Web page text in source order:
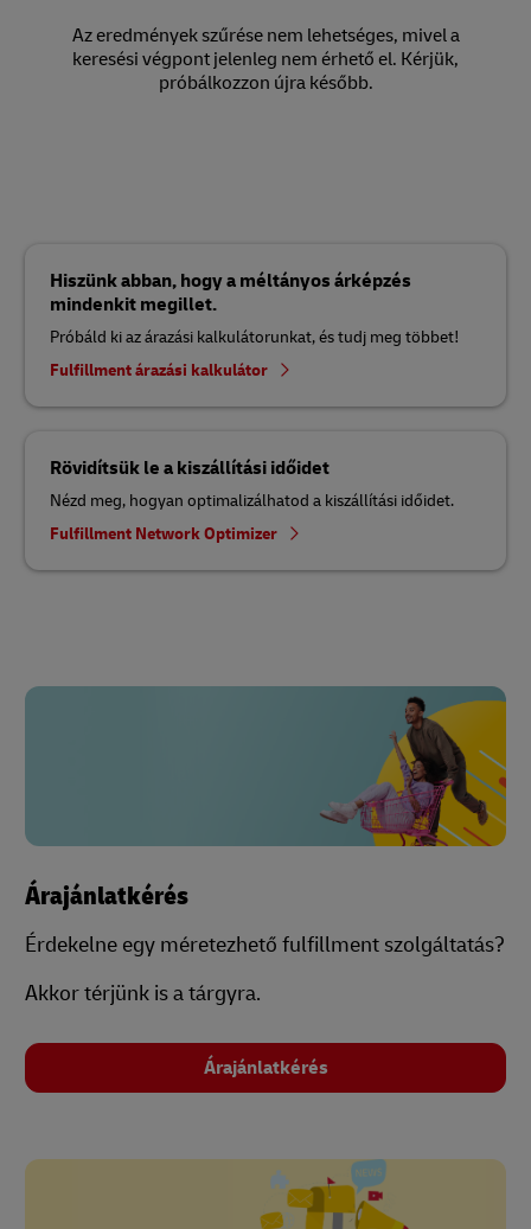
Az eredmények szűrése nem lehetséges, mivel a
keresési végpont jelenleg nem érhető el. Kérjük,
próbálkozzon újra később.
Hiszünk abban, hogy a méltányos árképzés
mindenkit megillet.
Próbáld ki az árazási kalkulátorunkat, és tudj meg többet!
Fulfillment árazási kalkulátor
Rövidítsük le a kiszállítási időidet
Nézd meg, hogyan optimalizálhatod a kiszállítási időidet.
Fulfillment Network Optimizer
Árajánlatkérés
Érdekelne egy méretezhető fulfillment szolgáltatás?
Akkor térjünk is a tárgyra.
Árajánlatkérés